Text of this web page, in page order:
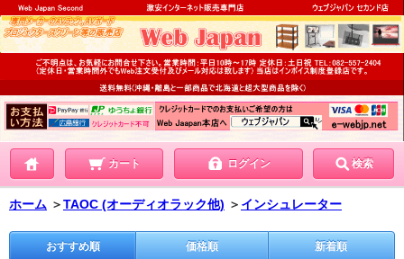
カート ログイン 検索
ホーム ＞TAOC (オーディオラック他) ＞ インシュレーター
おすすめ順 価格順 新着順